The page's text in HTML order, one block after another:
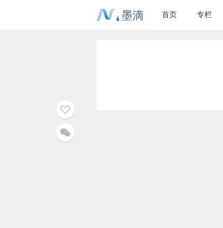
墨滴 首页 专栏